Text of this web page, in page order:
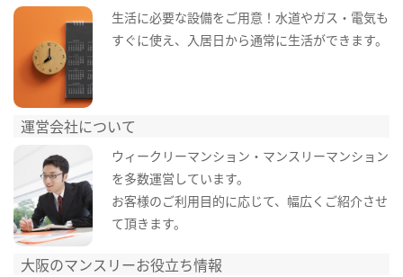
生活に必要な設備をご用意！水道やガス・電気も
すぐに使え、入居日から通常に生活ができます。
運営会社について
ウィークリーマンション・マンスリーマンション
を多数運営しています。
お客様のご利用目的に応じて、幅広くご紹介させ
て頂きます。
大阪のマンスリーお役立ち情報